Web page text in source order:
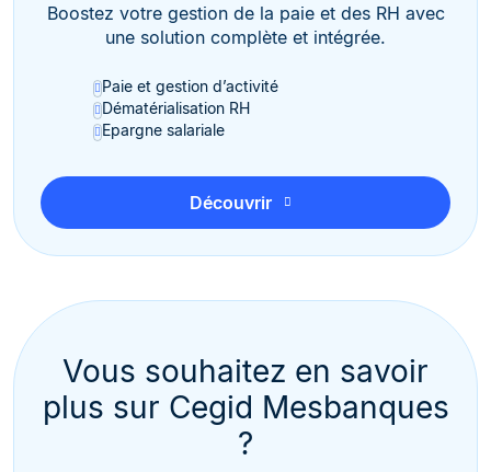
Boostez votre gestion de la paie et des RH avec
une solution complète et intégrée.
Paie et gestion d’activité
Dématérialisation RH
Epargne salariale
Découvrir
Vous souhaitez en savoir
plus sur Cegid Mesbanques
?